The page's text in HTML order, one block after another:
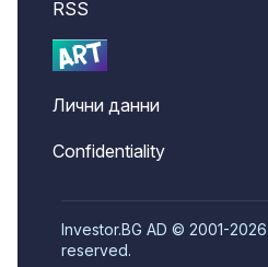
RSS
Лични данни
Confidentiality
Investor.BG AD © 2001-
reserved.